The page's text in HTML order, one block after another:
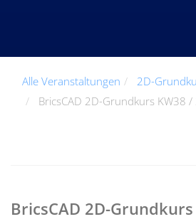
Alle Veranstaltungen 2D-
BricsCAD 2D-Grundkurs KW38
BricsCAD 2D-Grundkurs